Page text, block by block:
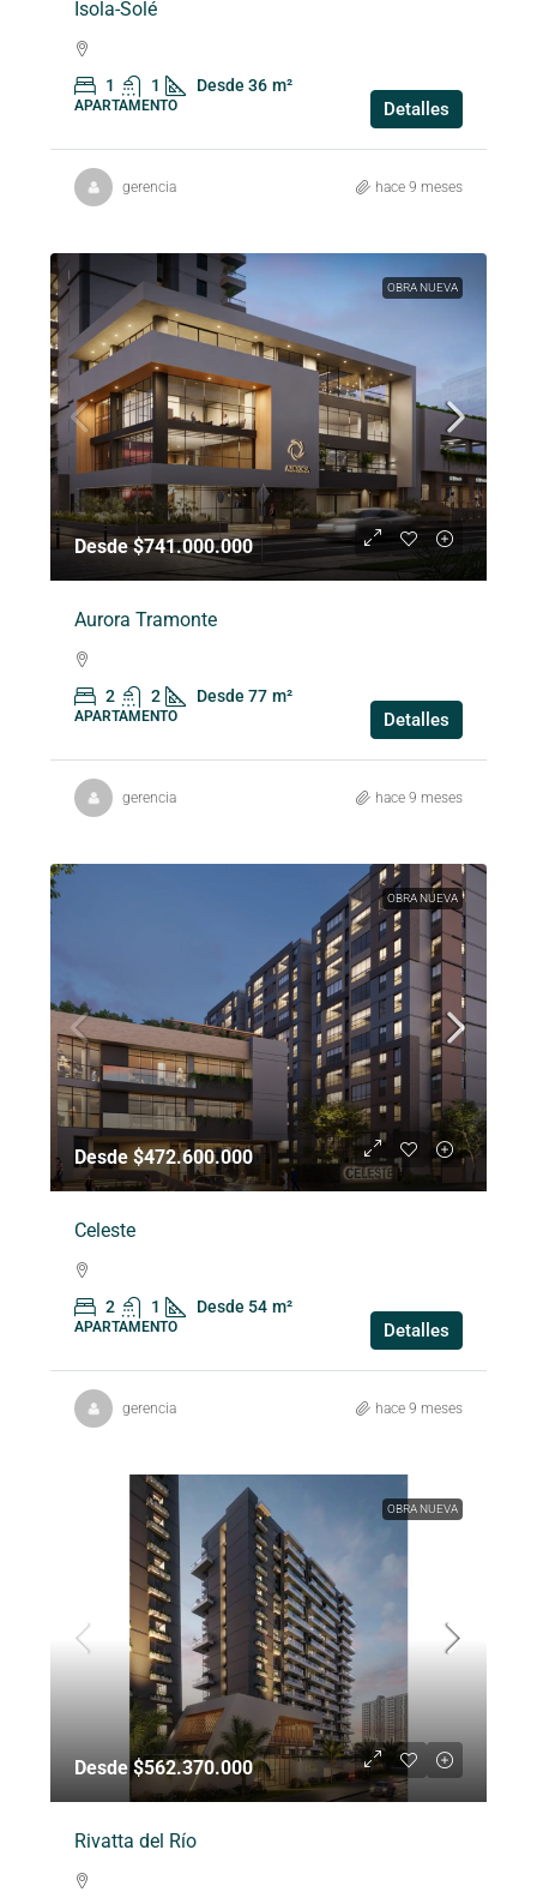
Ísola-Solé
1 1 Desde 36 m²
APARTAMENTO Detalles
gerencia hace 9 meses
OBRA NUEVA
Desde $741.000.000
Aurora Tramonte
2 2 Desde 77 m²
APARTAMENTO Detalles
gerencia hace 9 meses
OBRA NUEVA
Desde $472.600.000
Celeste
2 1 Desde 54 m²
APARTAMENTO Detalles
gerencia hace 9 meses
OBRA NUEVA
Desde $562.370.000
Rivatta del Río